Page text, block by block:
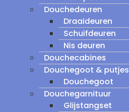
Douchedeuren
Draaideuren
Schuifdeuren
Nis deuren
Douchecabines
Douchegoot & putjes
Douchegoot
Douchegarnituur
Glijstangset